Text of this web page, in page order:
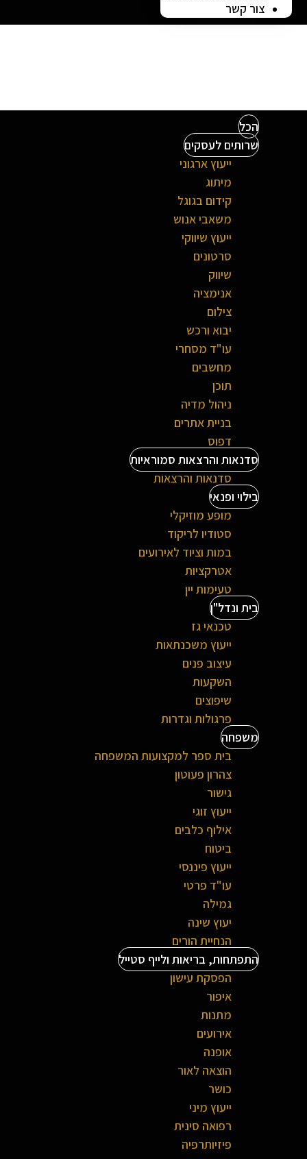
צור קשר
הכל
שרותים לעסקים
ייעוץ ארגוני
מיתוג
קידום בגוגל
משאבי אנוש
ייעוץ שיווקי
סרטונים
שיווק
אנימציה
צילום
יבוא ורכש
עו"ד מסחרי
מחשבים
תוכן
ניהול מדיה
בניית אתרים
דפוס
סדנאות והרצאות סמוראיות
סדנאות והרצאות
בילוי ופנאי
מופע מוזיקלי
סטודיו לריקוד
במות וציוד לאירועים
אטרקציות
טעימות יין
בית ונדל"ן
טכנאי גז
ייעוץ משכנתאות
עיצוב פנים
השקעות
שיפוצים
פרגולות וגדרות
משפחה
בית ספר למקצועות המשפחה
צהרון פעוטון
גישור
ייעוץ זוגי
אילוף כלבים
ביטוח
ייעוץ פיננסי
עו"ד פרטי
גמילה
יעוץ שינה
הנחיית הורים
התפתחות, בריאות ולייף סטייל
הפסקת עישון
איפור
מתנות
אירועים
אופנה
הוצאה לאור
כושר
ייעוץ מיני
רפואה סינית
פיזיותרפיה